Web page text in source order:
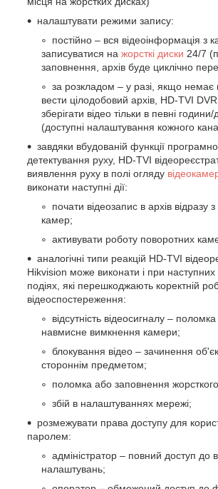
налаштувати режими запису:
постійно – вся відеоінформація з
записуватися на жорсткі диски 24/7
заповнення, архів буде циклічно
за розкладом – у разі, якщо немає
вести цілодобовий архів, HD-TVI
зберігати відео тільки в певні години/
(доступні налаштування кожного
завдяки вбудованій функції
детектування руху, HD-TVI
виявлення руху в полі огляду
виконати наступні дії:
почати відеозапис в архів відразу з
камер;
активувати роботу поворотних
аналогічні типи реакцій HD-TVI
Hikvision може виконати і при
подіях, які перешкоджають коректній
відеоспостереження:
відсутність відеосигналу –
навмисне вимкнення камери;
блокування відео – зачинення
стороннім предметом;
поломка або заповнення
збій в налаштуваннях мережі;
розмежувати права доступу для
паролем:
адміністратор – повний доступ до
налаштувань;